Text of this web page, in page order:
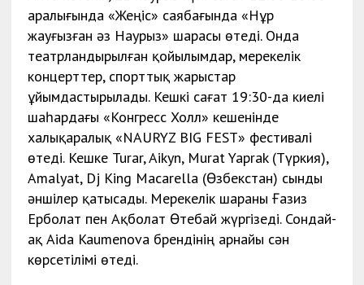
аралығында «Жеңіс» саябағында «Нұр
жауғызған әз Наурыз» шарасы өтеді. Онда
театрландырылған қойылымдар, мерекелік
концерттер, спорттық жарыстар
ұйымдастырылады. Кешкі сағат 19:30-да киелі
шаһардағы «Конгресс Холл» кешенінде
халықаралық «NAURYZ BIG FEST» фестивалі
өтеді. Кешке Turar, Aikyn, Murat Yaprak (Түркия),
Amalyat, Dj King Macarella (Өзбекстан) сынды
әншілер қатысады. Мерекелік шараны Ғазиз
Ерболат пен Ақболат Өтебай жүргізеді. Сондай-
ақ Aida Kaumenova брендінің арнайы сән
көрсетілімі өтеді.